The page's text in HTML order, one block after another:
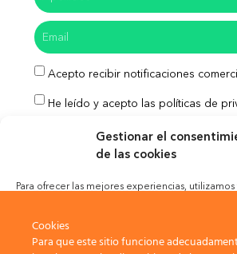
Gestionar el
de las cookies
Para ofrecer las mejores experiencias,
el comportamiento de navegación o las
sitio. No consentir o retirar el consentimiento,
Acepto recibir notificaciones
He leído y acepto las políticas de
Política de Cookies
Cookies
Para que este sitio funcione